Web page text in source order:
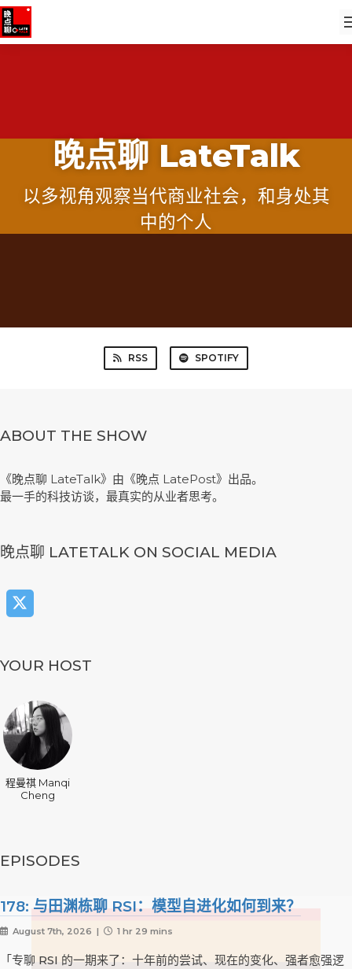
晚点聊 LateTalk
以多视角观察当代商业社会，和身处其
中的个人
RSS SPOTIFY
ABOUT THE SHOW
《晚点聊 LateTalk》由《晚点 LatePost》出品。
最一手的科技访谈，最真实的从业者思考。
晚点聊 LATETALK ON SOCIAL MEDIA
YOUR HOST
程曼祺 Manqi
Cheng
EPISODES
178: 与田渊栋聊 RSI：模型自进化如何到来？
August 7th, 2026 | 1 hr 29 mins
「专聊 RSI 的一期来了：十年前的尝试、现在的变化、强者愈强逻